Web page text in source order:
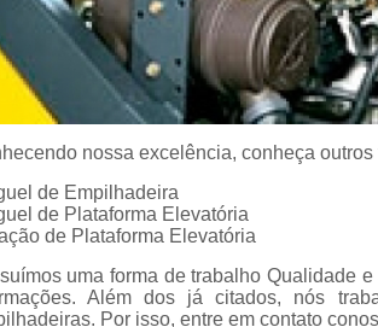
nossa excelência, conheça outros
de Empilhadeira
de Plataforma Elevatória
de Plataforma Elevatória
uma forma de trabalho Qualidade
Além dos já citados, nós
Por isso, entre em contato